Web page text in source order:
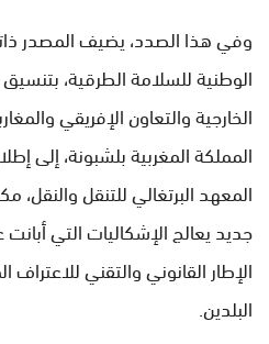
وفي هذا الصدد، يضيف المصدر
الوطنية للسلامة الطرقية،
الخارجية والتعاون الإفريقي
المملكة المغربية بلشبونة، إلى
المعهد البرتغالي للتنقل
جديد يعالج الإشكاليات التي أبانت
الإطار القانوني والتقني
البلدين.